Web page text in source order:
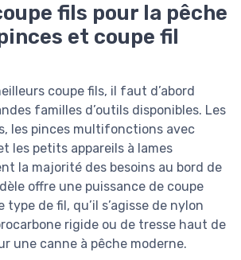
fils pour la pêche
et coupe fil
coupe fils, il faut d’abord
familles d’outils disponibles. Les
les pinces multifonctions avec
les petits appareils à lames
la majorité des besoins au bord de
offre une puissance de coupe
de fil, qu’il s’agisse de nylon
rigide ou de tresse haut de
une canne à pêche moderne.